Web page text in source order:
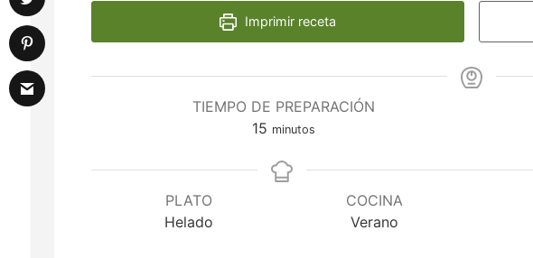
Imprimir receta
TIEMPO DE PREPARACIÓN
15 minutos
minutos
PLATO
Helado
COCINA
Verano